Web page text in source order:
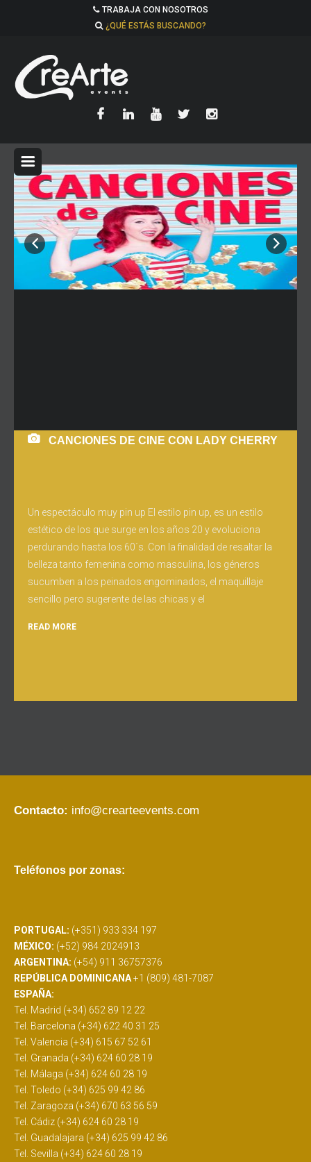
TRABAJA CON NOSOTROS
¿QUÉ ESTÁS BUSCANDO?
CANCIONES DE CINE CON LADY CHERRY
Un espectáculo muy pin up El estilo pin up, es un estilo
estético de los que surge en los años 20 y evoluciona
perdurando hasta los 60´s. Con la finalidad de resaltar la
belleza tanto femenina como masculina, los géneros
sucumben a los peinados engominados, el maquillaje
sencillo pero sugerente de las chicas y el
READ MORE
Contacto: info@crearteevents.com
Teléfonos por zonas:
PORTUGAL: (+351) 933 334 197
MÉXICO: (+52) 984 2024913
ARGENTINA: (+54) 911 36757376
REPÚBLICA DOMINICANA+1 (809) 481-7087
ESPAÑA:
Tel. Madrid (+34) 652 89 12 22
Tel. Barcelona (+34) 622 40 31 25
Tel. Valencia (+34) 615 67 52 61
Tel. Granada (+34) 624 60 28 19
Tel. Málaga (+34) 624 60 28 19
Tel. Toledo (+34) 625 99 42 86
Tel. Zaragoza (+34) 670 63 56 59
Tel. Cádiz (+34) 624 60 28 19
Tel. Guadalajara (+34) 625 99 42 86
Tel. Sevilla (+34) 624 60 28 19